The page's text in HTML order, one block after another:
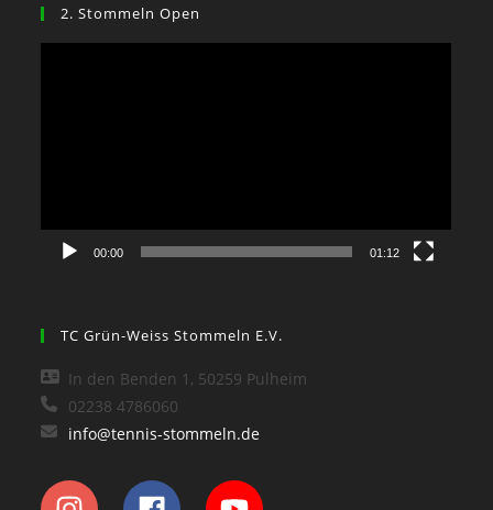
2. Stommeln Open
00:00 01:12
TC Grün-Weiss Stommeln E.V.
In den Benden 1, 50259 Pulheim
02238 4786060
info@tennis-stommeln.de